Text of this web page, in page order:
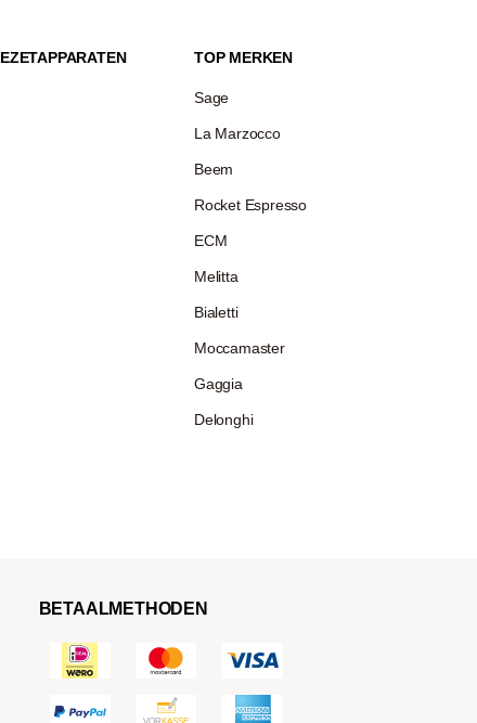
TOP MERKEN
Sage
La Marzocco
Beem
Rocket Espresso
ECM
Melitta
Bialetti
Moccamaster
Gaggia
Delonghi
BETAALMETHODEN